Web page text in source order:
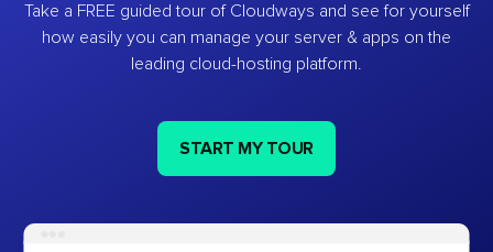
Take a FREE guided tour of Cloudways and see for yourself
how easily you can manage your server & apps on the
leading cloud-hosting platform.
START MY TOUR